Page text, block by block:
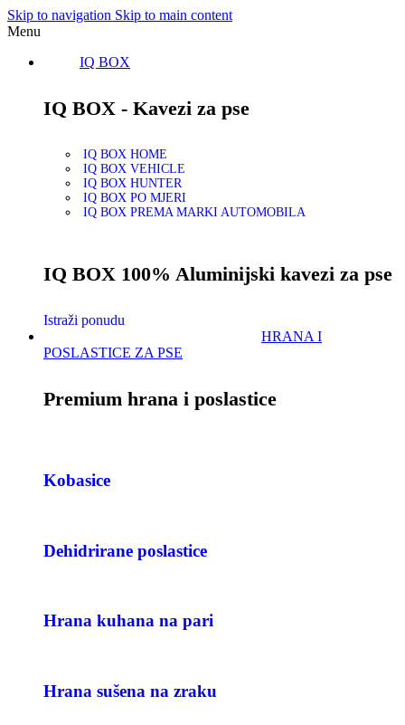
Skip to navigation Skip to main content
Menu
IQ BOX
IQ BOX - Kavezi za pse
IQ BOX HOME
IQ BOX VEHICLE
IQ BOX HUNTER
IQ BOX PO MJERI
IQ BOX PREMA MARKI AUTOMOBILA
IQ BOX 100% Aluminijski kavezi za pse
Istraži ponudu
HRANA I
POSLASTICE ZA PSE
Premium hrana i poslastice
Kobasice
Dehidrirane poslastice
Hrana kuhana na pari
Hrana sušena na zraku